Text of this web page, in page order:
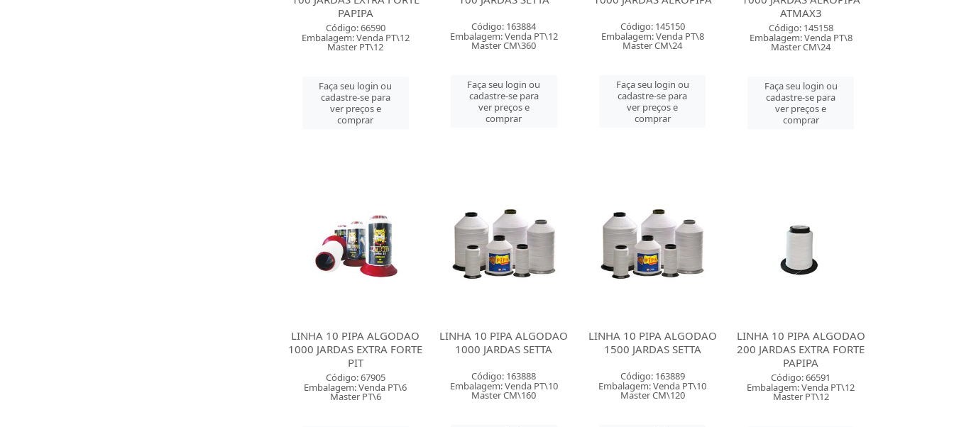
PAPIPA
Código: 66590
Embalagem: Venda PT\12
Master PT\12
Faça seu login ou
cadastre-se para
ver preços e
comprar
Código: 163884
Embalagem: Venda PT\12
Master CM\360
Faça seu login ou
cadastre-se para
ver preços e
comprar
Código: 145150
Embalagem: Venda PT\8
Master CM\24
Faça seu login ou
cadastre-se para
ver preços e
comprar
ATMAX3
Código: 145158
Embalagem: Venda PT\8
Master CM\24
Faça seu login ou
cadastre-se para
ver preços e
comprar
LINHA 10 PIPA ALGODAO
1000 JARDAS EXTRA FORTE
PIT
Código: 67905
Embalagem: Venda PT\6
Master PT\6
LINHA 10 PIPA ALGODAO
1000 JARDAS SETTA
Código: 163888
Embalagem: Venda PT\10
Master CM\160
LINHA 10 PIPA ALGODAO
1500 JARDAS SETTA
Código: 163889
Embalagem: Venda PT\10
Master CM\120
LINHA 10 PIPA ALGODAO
200 JARDAS EXTRA FORTE
PAPIPA
Código: 66591
Embalagem: Venda PT\12
Master PT\12